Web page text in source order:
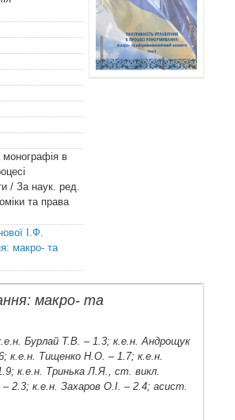
монографія в
/ За наук. ред.
та права
І.Ф.
макро- та
макро- та
Бурлай Т.В. – 1.3; к.е.н. Андрощук
к.е.н. Тищенко Н.О. – 1.7; к.е.н.
к.е.н. Тринька Л.Я., ст. викл.
2.3; к.е.н. Захаров О.І. – 2.4; асист.